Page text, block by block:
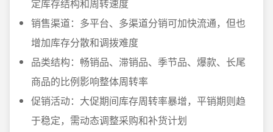
定库存结构和周转速度
销售渠道：多平台、多渠道分销可加快流通，但也
增加库存分散和调拨难度
品类结构：畅销品、滞销品、季节品、爆款、长尾
商品的比例影响整体周转率
促销活动：大促期间库存周转率暴增，平销期则趋
于稳定，需动态调整采购和补货计划